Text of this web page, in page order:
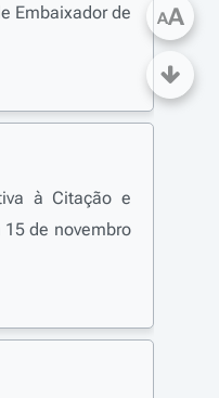
Embaixador de
à Citação e
de novembro
AA